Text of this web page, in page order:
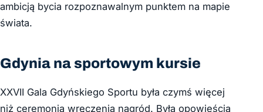
ambicją bycia rozpoznawalnym punktem na mapie
świata.
Gdynia na sportowym kursie
XXVII Gala Gdyńskiego Sportu była czymś więcej
niż ceremonią wręczenia nagród. Była opowieścią